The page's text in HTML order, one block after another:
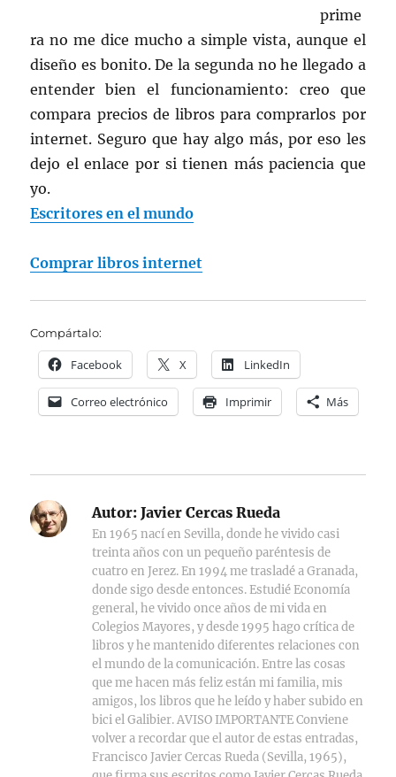
prime
ra no me dice mucho a simple vista, aunque el
diseño es bonito. De la segunda no he llegado a
entender bien el funcionamiento: creo que
compara precios de libros para comprarlos por
internet. Seguro que hay algo más, por eso les
dejo el enlace por si tienen más paciencia que
yo.
Escritores en el mundo
Comprar libros internet
Compártalo:
Facebook X LinkedIn
Correo electrónico Imprimir Más
Autor: Javier Cercas Rueda
En 1965 nací en Sevilla, donde he vivido casi
treinta años con un pequeño paréntesis de
cuatro en Jerez. En 1994 me trasladé a Granada,
donde sigo desde entonces. Estudié Economía
general, he vivido once años de mi vida en
Colegios Mayores, y desde 1995 hago crítica de
libros y he mantenido diferentes relaciones con
el mundo de la comunicación. Entre las cosas
que me hacen más feliz están mi familia, mis
amigos, los libros que he leído y haber subido en
bici el Galibier. AVISO IMPORTANTE Conviene
volver a recordar que el autor de estas entradas,
Francisco Javier Cercas Rueda (Sevilla, 1965),